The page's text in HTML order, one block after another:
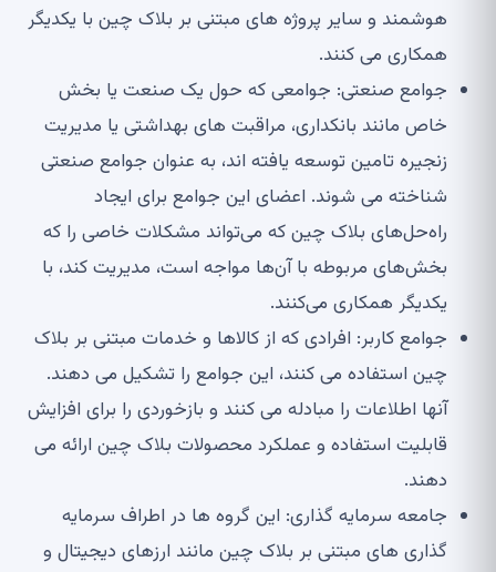
هوشمند و سایر پروژه های مبتنی بر بلاک چین با یکدیگر
همکاری می کنند.
جوامع صنعتی: جوامعی که حول یک صنعت یا بخش
خاص مانند بانکداری، مراقبت های بهداشتی یا مدیریت
زنجیره تامین توسعه یافته اند، به عنوان جوامع صنعتی
شناخته می شوند. اعضای این جوامع برای ایجاد
راه‌حل‌های بلاک چین که می‌تواند مشکلات خاصی را که
بخش‌های مربوطه با آن‌ها مواجه است، مدیریت کند، با
یکدیگر همکاری می‌کنند.
جوامع کاربر: افرادی که از کالاها و خدمات مبتنی بر بلاک
چین استفاده می کنند، این جوامع را تشکیل می دهند.
آنها اطلاعات را مبادله می کنند و بازخوردی را برای افزایش
قابلیت استفاده و عملکرد محصولات بلاک چین ارائه می
دهند.
جامعه سرمایه گذاری: این گروه ها در اطراف سرمایه
گذاری های مبتنی بر بلاک چین مانند ارزهای دیجیتال و